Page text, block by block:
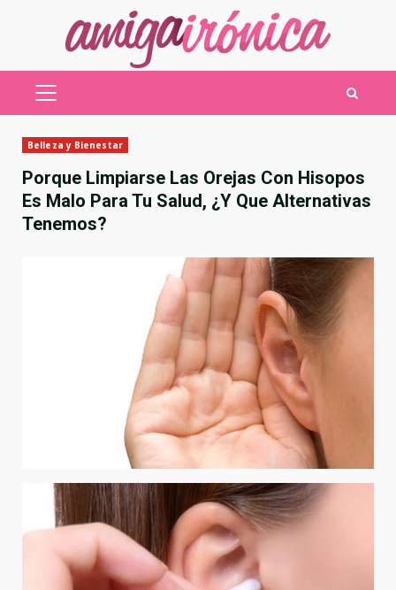
MENÚ
Belleza y Bienestar
Porque Limpiarse Las Orejas Con Hisopos
Es Malo Para Tu Salud, ¿Y Que Alternativas
Tenemos?